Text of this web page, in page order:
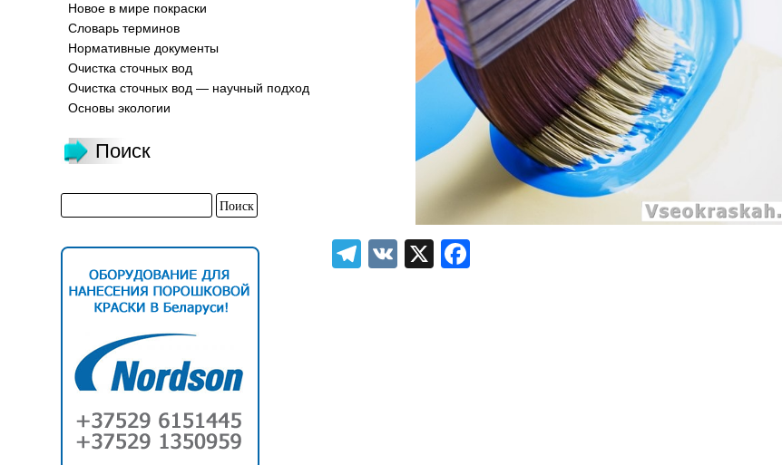
Новое в мире покраски
Словарь терминов
Нормативные документы
Очистка сточных вод
Очистка сточных вод — научный подход
Основы экологии
Поиск
Telegram
VK X